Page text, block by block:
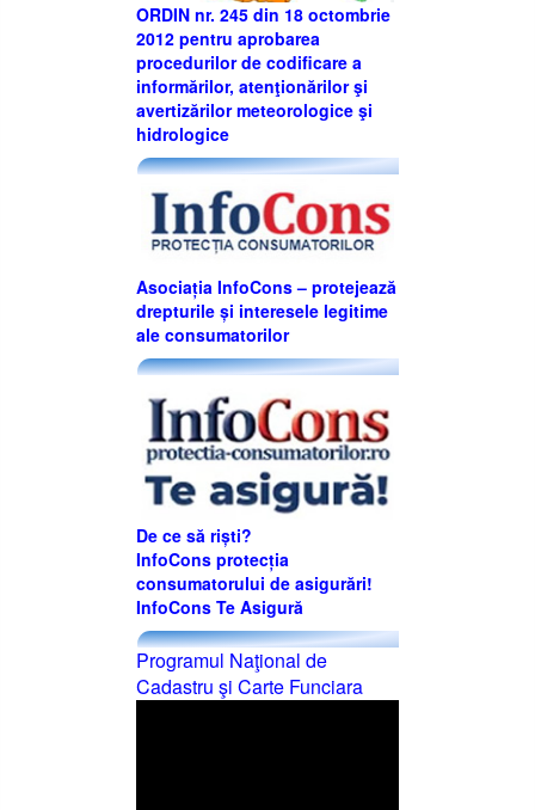
ORDIN nr. 245 din 18 octombrie
2012 pentru aprobarea
procedurilor de codificare a
informărilor, atenţionărilor şi
avertizărilor meteorologice şi
hidrologice
Asociația InfoCons – protejează
drepturile și interesele legitime
ale consumatorilor
De ce să riști?
InfoCons protecția
consumatorului de asigurări!
InfoCons Te Asigură
Programul Naţional de
Cadastru şi Carte Funciara